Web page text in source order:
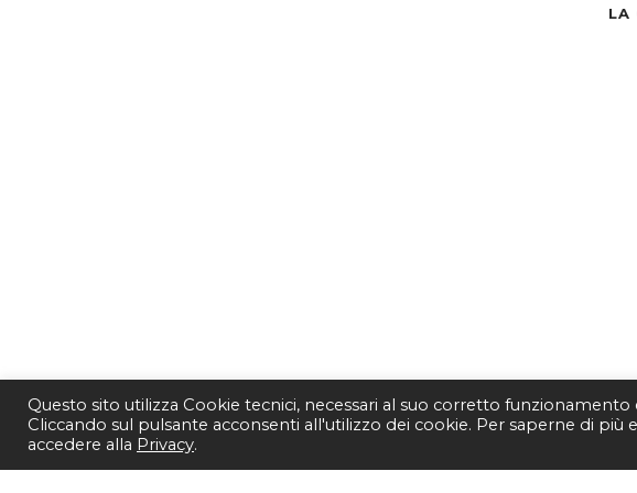
LA
Questo sito utilizza Cookie tecnici, necessari al suo corretto
Cliccando sul pulsante acconsenti all'utilizzo dei cookie. Per saperne di più
accedere alla Privacy.